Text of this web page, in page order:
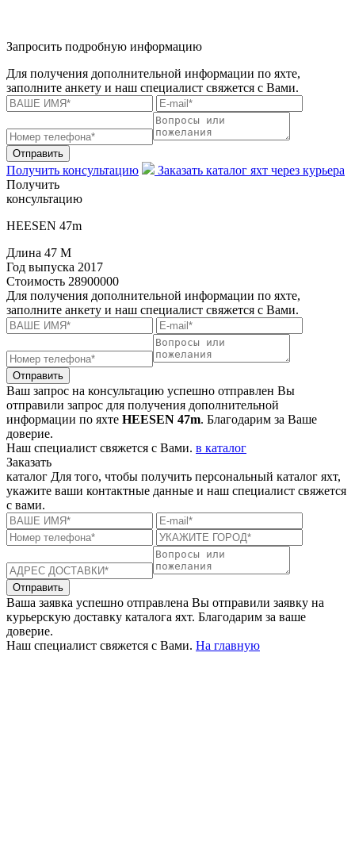
Запросить подробную информацию
Для получения дополнительной информации по яхте,
заполните анкету и наш специалист свяжется с Вами.
Отправить
Получить консультацию
Заказать каталог яхт через курьера
Получить
консультацию
HEESEN 47m
Длина 47 M
Год выпуска 2017
Стоимость 28900000
Для получения дополнительной информации по яхте,
заполните анкету и наш специалист свяжется с Вами.
Отправить
Ваш запрос на консультацию успешно отправлен Вы
отправили запрос для получения дополнительной
информации по яхте HEESEN 47m. Благодарим за Ваше
доверие.
Наш специалист свяжется с Вами. в каталог
Заказать
каталог Для того, чтобы получить персональный каталог яхт,
укажите ваши контактные данные и наш специалист свяжется
с вами.
Отправить
Ваша заявка успешно отправлена Вы отправили заявку на
курьерскую доставку каталога яхт. Благодарим за ваше
доверие.
Наш специалист свяжется с Вами. На главную